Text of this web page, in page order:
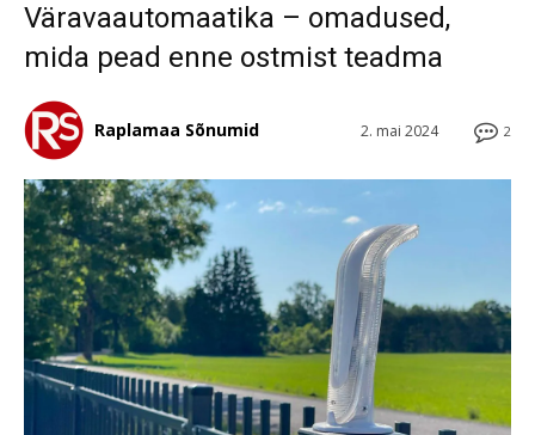
Väravaautomaatika – omadused,
mida pead enne ostmist teadma
2
2. mai 2024
Raplamaa Sõnumid